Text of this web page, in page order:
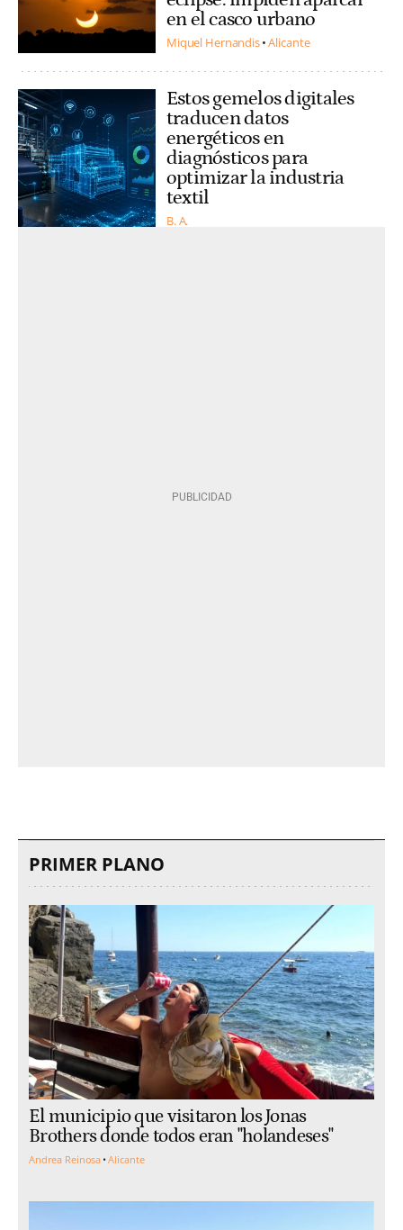
en el casco urbano
Miquel Hernandis Alicante
Estos gemelos digitales
traducen datos
energéticos en
diagnósticos para
optimizar la industria
textil
B. A.
PRIMER PLANO
El municipio que visitaron los Jonas
Brothers donde todos eran "holandeses"
Andrea Reinosa Alicante